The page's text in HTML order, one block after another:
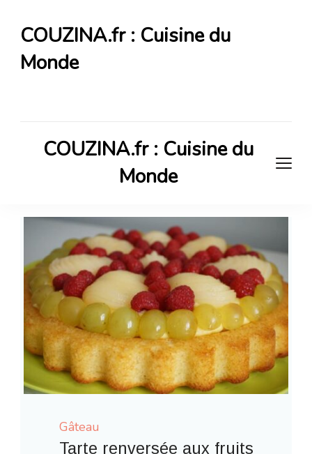
COUZINA.fr : Cuisine du
Monde
COUZINA.fr : Cuisine du
Monde
Gâteau